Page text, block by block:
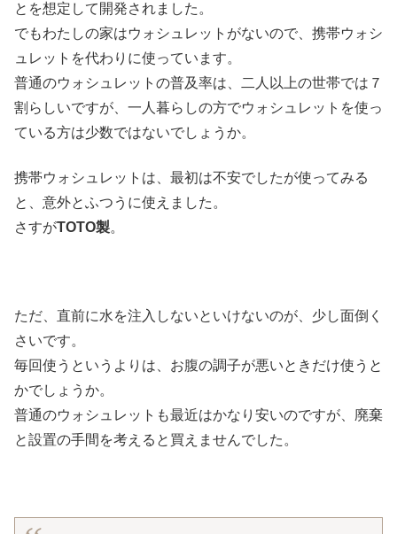
とを想定して開発されました。
でもわたしの家はウォシュレットがないので、携帯ウォシ
ュレットを代わりに使っています。
普通のウォシュレットの普及率は、二人以上の世帯では７
割らしいですが、一人暮らしの方でウォシュレットを使っ
ている方は少数ではないでしょうか。
携帯ウォシュレットは、最初は不安でしたが使ってみる
と、意外とふつうに使えました。
さすがTOTO製。
ただ、直前に水を注入しないといけないのが、少し面倒く
さいです。
毎回使うというよりは、お腹の調子が悪いときだけ使うと
かでしょうか。
普通のウォシュレットも最近はかなり安いのですが、廃棄
と設置の手間を考えると買えませんでした。